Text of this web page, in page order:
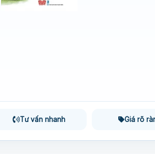
Tư vấn nhanh Giá rõ